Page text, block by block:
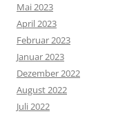
Mai 2023
April 2023
Februar 2023
Januar 2023
Dezember 2022
August 2022
Juli 2022